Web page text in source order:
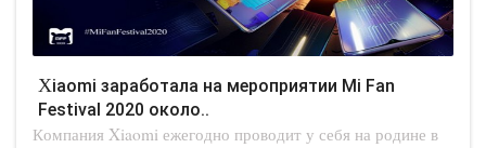
Xiaomi заработала на мероприятии Mi Fan
Festival 2020 около..
Компания Xiaomi ежегодно проводит у себя на родине в